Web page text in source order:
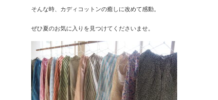
そんな時、カディコットンの癒しに改めて感動。
ぜひ夏のお気に入りを見つけてくださいませ。